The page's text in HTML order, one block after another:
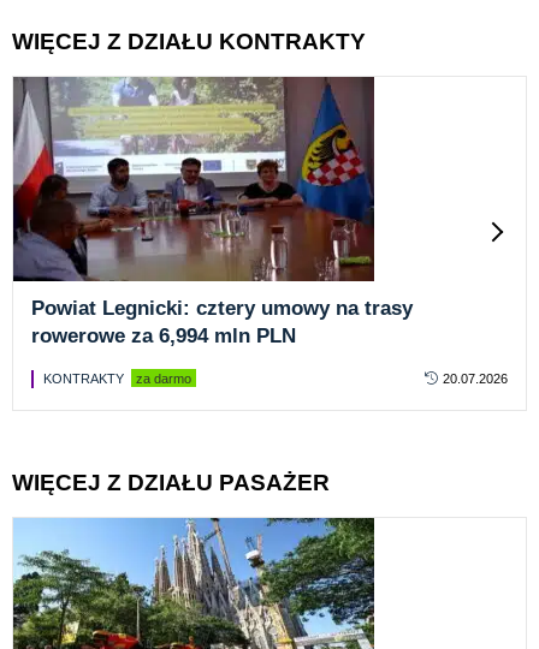
WIĘCEJ Z DZIAŁU KONTRAKTY
Powiat Legnicki: cztery umowy na trasy
rowerowe za 6,994 mln PLN
KONTRAKTY za darmo 20.07.2026
WIĘCEJ Z DZIAŁU PASAŻER